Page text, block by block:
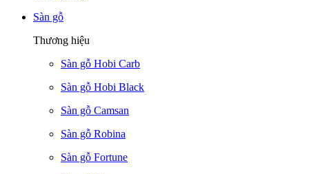
Sàn gỗ
Thương hiệu
Sàn gỗ Hobi Carb
Sàn gỗ Hobi Black
Sàn gỗ Camsan
Sàn gỗ Robina
Sàn gỗ Fortune